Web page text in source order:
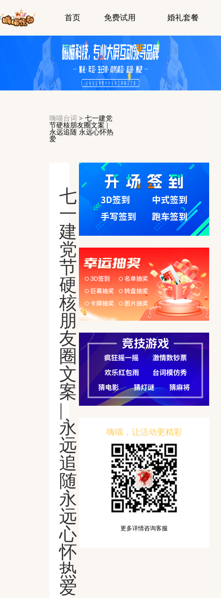
首页 免费试用 婚礼套餐
嗨喵台词 > 七一建党
节硬核朋友圈文案 |
永远追随 永远心怀热
爱
七
一
建
党
节
硬
核
朋
友
圈
文
案
|
永
远
追
随
永
远
心
怀
热
爱
嗨喵，让活动更精彩
更多详情咨询客服